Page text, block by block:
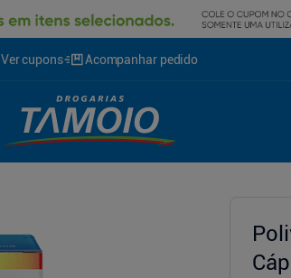
Ver cupons Acompanhar pedido